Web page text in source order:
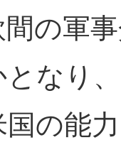
間の軍
なり
の能